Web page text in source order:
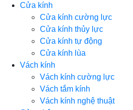
Cửa kính
Cửa kính cường lực
Cửa kính thủy lực
Cửa kính tự động
Cửa kính lùa
Vách kính
Vách kính cường lực
Vách tắm kính
Vách kính nghệ thuật